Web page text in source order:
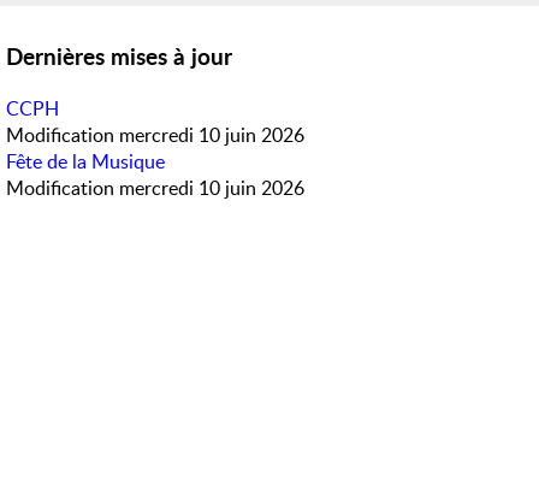
Dernières mises à jour
CCPH
Modification mercredi 10 juin 2026
Fête de la Musique
Modification mercredi 10 juin 2026